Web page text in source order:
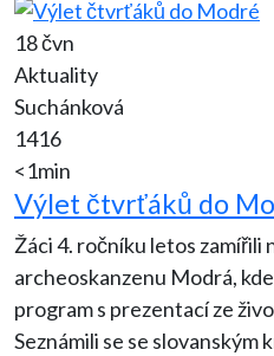
18 čvn
Aktuality
Suchánková
1416
<1min
Výlet čtvrťáků do
Žáci 4. ročníku letos zamířili
archeoskanzenu Modrá,
program s prezentací ze
Seznámili se se slovanským